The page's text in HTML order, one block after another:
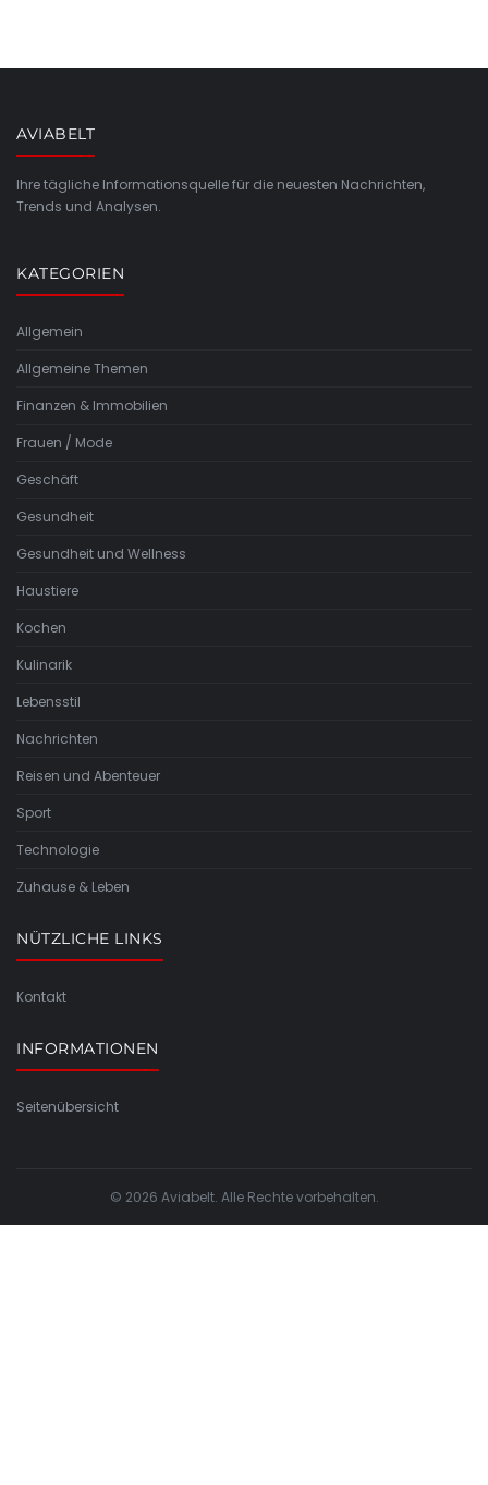
AVIABELT
Ihre tägliche Informationsquelle für die neuesten Nachrichten,
Trends und Analysen.
KATEGORIEN
Allgemein
Allgemeine Themen
Finanzen & Immobilien
Frauen / Mode
Geschäft
Gesundheit
Gesundheit und Wellness
Haustiere
Kochen
Kulinarik
Lebensstil
Nachrichten
Reisen und Abenteuer
Sport
Technologie
Zuhause & Leben
NÜTZLICHE LINKS
Kontakt
INFORMATIONEN
Seitenübersicht
© 2026 Aviabelt. Alle Rechte vorbehalten.